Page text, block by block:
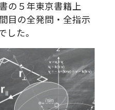
の５年東京書籍上
目の全発問・全指示
した。